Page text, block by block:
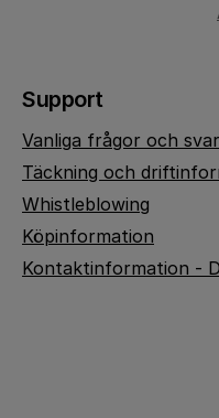
Support
Vanliga frågor och svar
Täckning och
Whistleblowing
Köpinformation
Kontaktinformation -